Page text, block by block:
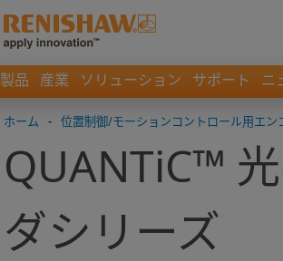
製品 産業 ソリューション サポート ニ
ホーム - 位置制御/モーションコントロール用エン
QUANTiC™
ダシリーズ